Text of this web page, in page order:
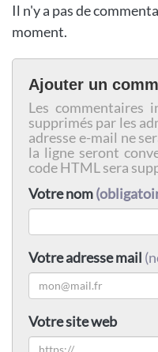
Il n'y a pas de
moment.
Ajouter un
Les commentaires
supprimés par les
adresse e-mail ne
la ligne seront
code HTML sera
Votre nom
Votre adresse mail
Votre site web